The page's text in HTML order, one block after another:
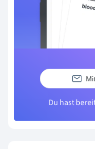
Du hast